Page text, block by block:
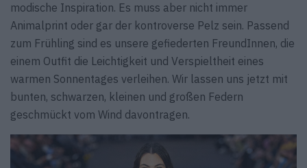
modische Inspiration. Es muss aber nicht immer
Animalprint oder gar der kontroverse Pelz sein. Passend
zum Frühling sind es unsere gefiederten FreundInnen, die
einem Outfit die Leichtigkeit und Verspieltheit eines
warmen Sonnentages verleihen. Wir lassen uns jetzt mit
bunten, schwarzen, kleinen und großen Federn
geschmückt vom Wind davontragen.